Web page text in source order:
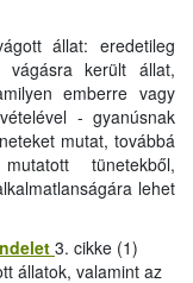
állat: eredetileg
vágásra került állat,
emberre vagy
- gyanúsnak
mutat, továbbá
tünetekből,
lehet
3. cikke (1)
állatok, valamint az